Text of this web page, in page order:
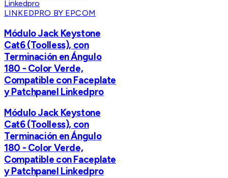
LINKEDPRO BY EPCOM
Módulo Jack Keystone
Cat6 (Toolless), con
Terminación en Ángulo
180 - Color Verde,
Compatible con Faceplate
y Patchpanel Linkedpro
Módulo Jack Keystone
Cat6 (Toolless), con
Terminación en Ángulo
180 - Color Verde,
Compatible con Faceplate
y Patchpanel Linkedpro